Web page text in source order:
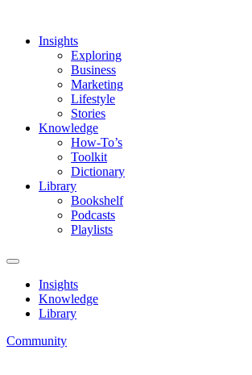
Insights
Exploring
Business
Marketing
Lifestyle
Stories
Knowledge
How-To’s
Toolkit
Dictionary
Library
Bookshelf
Podcasts
Playlists
Insights
Knowledge
Library
Community